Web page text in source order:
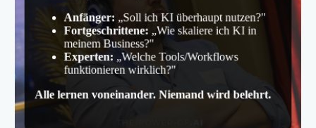
Anfänger: „Soll ich KI überhaupt nutzen?"
Fortgeschrittene: „Wie skaliere ich KI in
meinem Business?"
Experten: „Welche Tools/Workflows
funktionieren wirklich?"
Alle lernen voneinander. Niemand wird belehrt.